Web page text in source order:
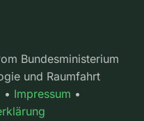
Bundesministerium
und Raumfahrt
• Impressum •